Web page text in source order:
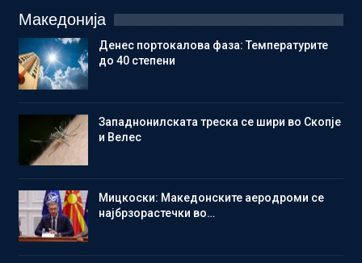
Македонија
Денес портокалова фаза: Температурите
до 40 степени
Западнонилската треска се шири во Скопје
и Велес
Мицкоски: Македонските аеродроми се
најбрзорастечки во…